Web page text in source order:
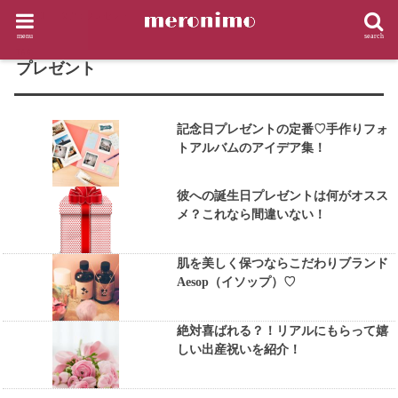
search
menu
HOME
プレゼント
記念日プレゼントの定番♡手作りフォ
トアルバムのアイデア集！
彼への誕生日プレゼントは何がオスス
メ？これなら間違いない！
肌を美しく保つならこだわりブランド
Aesop（イソップ）♡
絶対喜ばれる？！リアルにもらって嬉
しい出産祝いを紹介！